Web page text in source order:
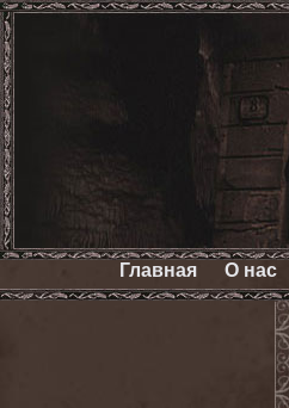
Главная О нас